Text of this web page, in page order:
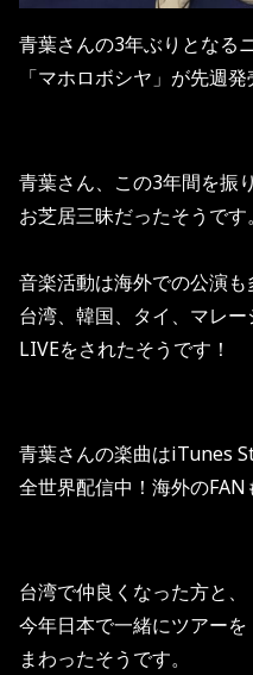
青葉さんの3年ぶりとなる
「マホロボシヤ」が先週発
青葉さん、この3年間を振
お芝居三昧だったそうです。
音楽活動は海外での公演も
台湾、韓国、タイ、マレー
LIVEをされたそうです！
青葉さんの楽曲はiTunes
全世界配信中！海外のFAN
台湾で仲良くなった方と、
今年日本で一緒にツアーを
まわったそうです。